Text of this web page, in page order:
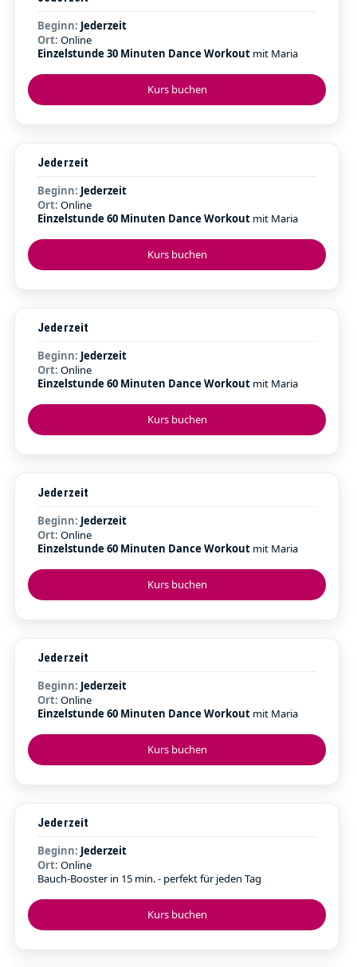
Kurs buchen
Beginn: Jederzeit
Ort: Online
Einzelstunde 30 Minuten Dance Workout mit Maria
Kurs buchen
Jederzeit
Beginn: Jederzeit
Ort: Online
Einzelstunde 60 Minuten Dance Workout mit Maria
Kurs buchen
Jederzeit
Beginn: Jederzeit
Ort: Online
Einzelstunde 60 Minuten Dance Workout mit Maria
Kurs buchen
Jederzeit
Beginn: Jederzeit
Ort: Online
Einzelstunde 60 Minuten Dance Workout mit Maria
Kurs buchen
Jederzeit
Beginn: Jederzeit
Ort: Online
Einzelstunde 60 Minuten Dance Workout mit Maria
Kurs buchen
Jederzeit
Beginn: Jederzeit
Ort: Online
Bauch-Booster in 15 min. - perfekt für jeden Tag